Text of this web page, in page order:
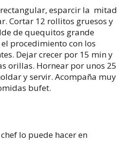
esparcir la mitad
Cortar 12 rollitos gruesos y
de quequitos grande
procedimiento con los
Dejar crecer por 15 min y
orillas. Hornear por unos 25
y servir. Acompaña muy
bufet.
lo puede hacer en